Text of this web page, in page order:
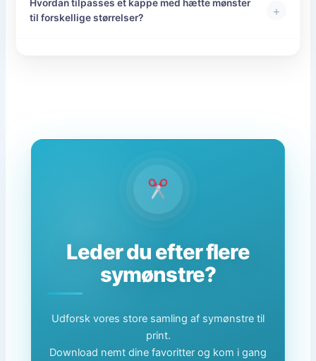
Hvordan tilpasses et kappe med hætte mønster
til forskellige størrelser?
+
Leder du efter flere
symønstre?
Udforsk vores store samling af symønstre til
print.
Download nemt dine favoritter og kom i gang